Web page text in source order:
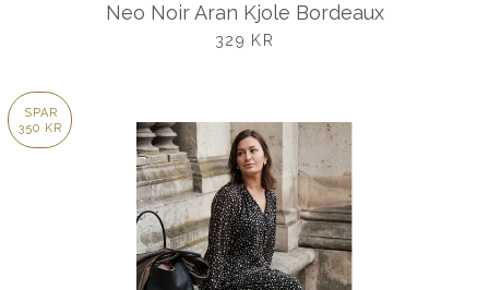
Neo Noir Aran Kjole Bordeaux
UDSALGSPRIS
329 KR
SPAR
350 KR